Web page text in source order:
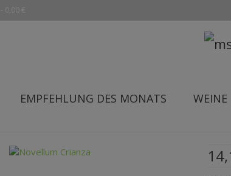
0,00 €
EMPFEHLUNG DES MONATS WEINE